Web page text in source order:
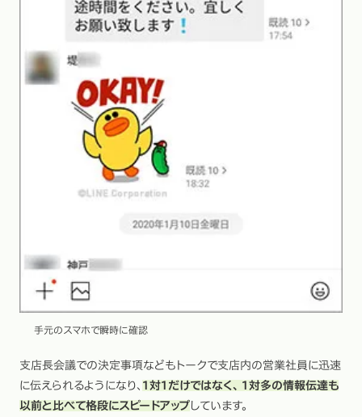
手元のスマホで瞬時に確認
支店長会議での決定事項などもトークで支店内の営業社員に迅速
に伝えられるようになり、 1対1だけではなく、 1対多の情報伝達も
以前と比べて格段にスピードアップしています。